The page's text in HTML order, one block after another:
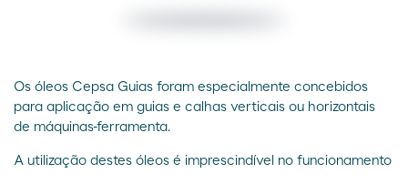
Os óleos Cepsa Guias foram especialmente concebidos
para aplicação em guias e calhas verticais ou horizontais
de máquinas-ferramenta.
A utilização destes óleos é imprescindível no funcionamento